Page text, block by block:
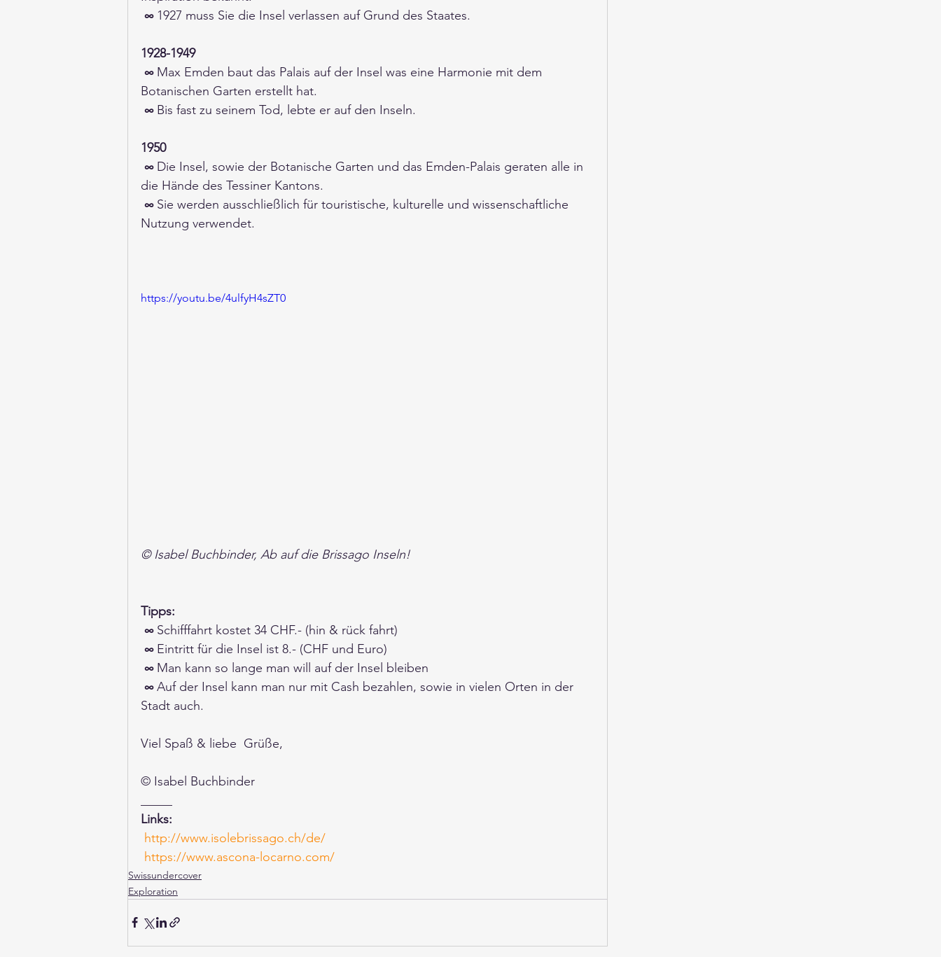
∞ 1927 muss Sie die Insel verlassen auf Grund des Staates.
1928-1949
∞ Max Emden baut das Palais auf der Insel was eine Harmonie mit dem
Botanischen Garten erstellt hat.
∞ Bis fast zu seinem Tod, lebte er auf den Inseln.
1950
∞ Die Insel, sowie der Botanische Garten und das Emden-Palais geraten alle in
die Hände des Tessiner Kantons.
∞ Sie werden ausschließlich für touristische, kulturelle und wissenschaftliche
Nutzung verwendet.
https://youtu.be/4ulfyH4sZT0
© Isabel Buchbinder, Ab auf die Brissago Inseln!
Tipps:
∞ Schifffahrt kostet 34 CHF.- (hin & rück fahrt)
∞ Eintritt für die Insel ist 8.- (CHF und Euro)
∞ Man kann so lange man will auf der Insel bleiben
∞ Auf der Insel kann man nur mit Cash bezahlen, sowie in vielen Orten in der
Stadt auch.
Viel Spaß & liebe  Grüße,
© Isabel Buchbinder
Links:
http://www.isolebrissago.ch/de/
https://www.ascona-locarno.com/
Swissundercover
Exploration